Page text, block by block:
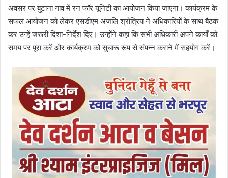
अवसर पर बुटाना गांव में रन फॉर यूनिटी का आयोजन किया जाएगा। कार्यक्रम के
सफल आयोजन को लेकर एसडीएम अंजलि श्रोत्रिय ने अधिकारियों के साथ बैठक
कर उन्हें जरूरी दिशा-निर्देश दिए। उन्होंने कहा कि सभी अधिकारी अपने कार्यों को
समय पर पूरा करें और कार्यक्रम को सुचारू रूप से संपन्न कराने में सहयोग करें।